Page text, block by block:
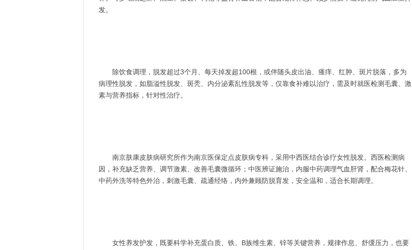
发。
除饮食调理，脱发超过3个月、每天掉发超100根，或伴随头皮出油、瘙痒、红肿、斑片脱落，多为
病理性脱发，如脂溢性脱发、斑秃、内分泌紊乱性脱发等，仅靠食补难以治疗，需及时就医检测毛囊、激
素与营养指标，针对性治疗。
南京肤康皮肤病研究所作为南京医保定点皮肤病专科，采用中西医结合诊疗女性脱发。西医检测病
因，补充缺乏营养、调节激素、改善毛囊微循环；中医辨证施治，内服中药调理气血肝肾，配合梅花针、
中药外洗等特色外治，刺激毛囊、疏通经络，内外兼顾防脱育发，安全温和，适合长期调理。
女性养发护发，既要科学补充蛋白质、铁、B族维生素、锌等关键营养，规律作息、舒缓压力，也要